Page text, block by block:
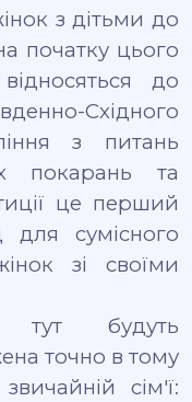
з дітьми до
початку цього
до
Східного
з питань
покарань та
це перший
сумісного
зі своїми
тут будуть
точно в тому
сім′ї: